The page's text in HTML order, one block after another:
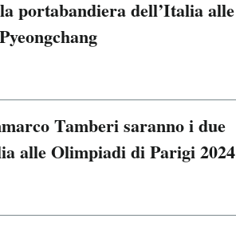
portabandiera dell’Italia alle
Tamberi saranno i due
alle Olimpiadi di Parigi 2024